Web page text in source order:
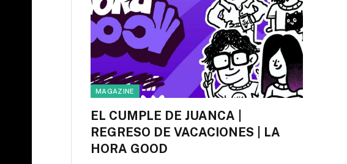
MAGAZINE
EL CUMPLE DE JUANCA |
REGRESO DE VACACIONES | LA
HORA GOOD